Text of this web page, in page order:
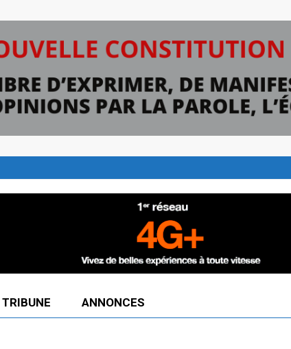
TRIBUNE ANNONCES